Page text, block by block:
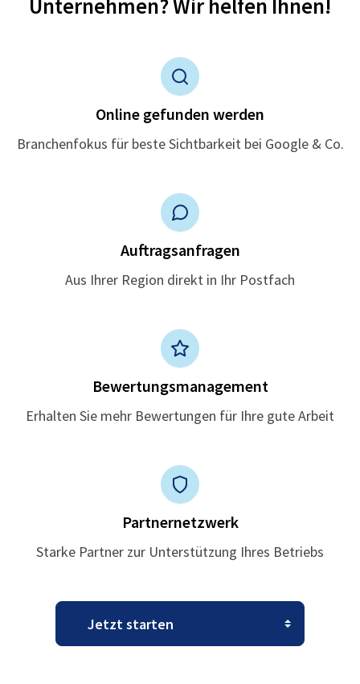
Unternehmen? Wir helfen Ihnen!
Online gefunden werden
Branchenfokus für beste Sichtbarkeit bei Google & Co.
Auftragsanfragen
Aus Ihrer Region direkt in Ihr Postfach
Bewertungsmanagement
Erhalten Sie mehr Bewertungen für Ihre gute Arbeit
Partnernetzwerk
Starke Partner zur Unterstützung Ihres Betriebs